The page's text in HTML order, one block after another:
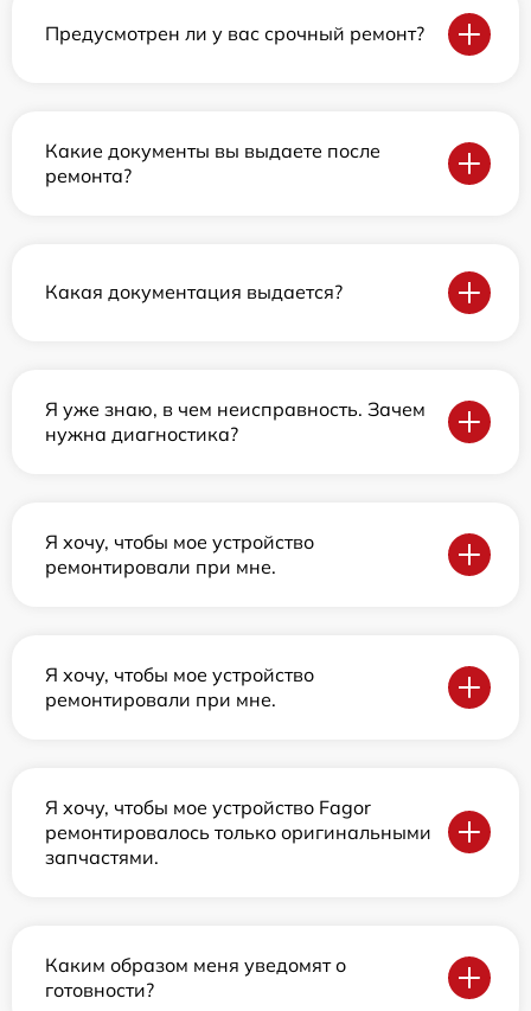
Предусмотрен ли у вас срочный ремонт?
Какие документы вы выдаете после
ремонта?
Какая документация выдается?
Я уже знаю, в чем неисправность. Зачем
нужна диагностика?
Я хочу, чтобы мое устройство
ремонтировали при мне.
Я хочу, чтобы мое устройство
ремонтировали при мне.
Я хочу, чтобы мое устройство Fagor
ремонтировалось только оригинальными
запчастями.
Каким образом меня уведомят о
готовности?